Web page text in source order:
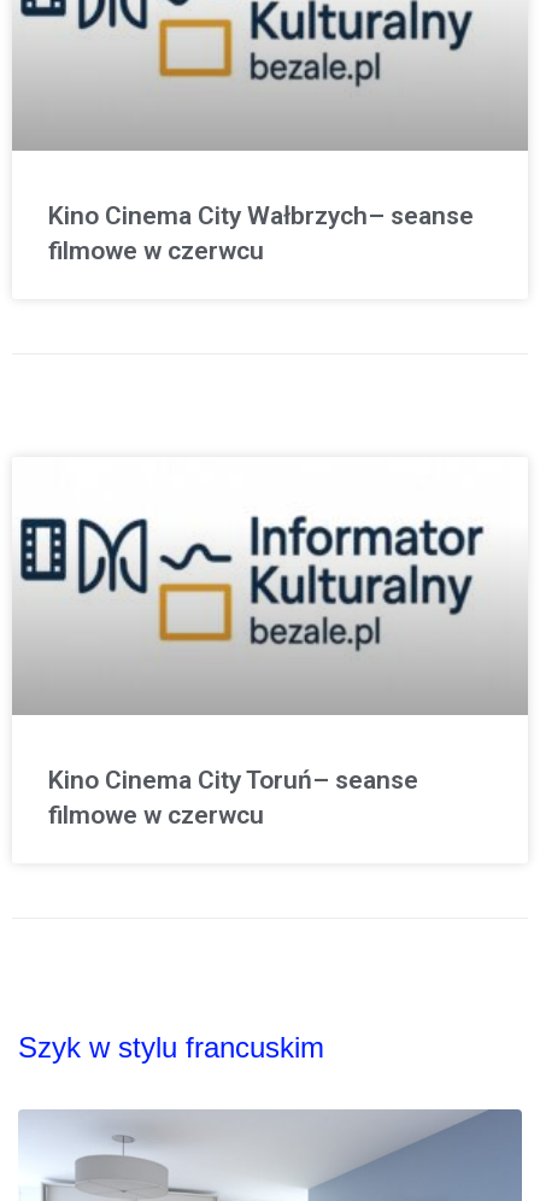
Kino Cinema City Wałbrzych– seanse
filmowe w czerwcu
Kino Cinema City Toruń– seanse
filmowe w czerwcu
Szyk w stylu francuskim